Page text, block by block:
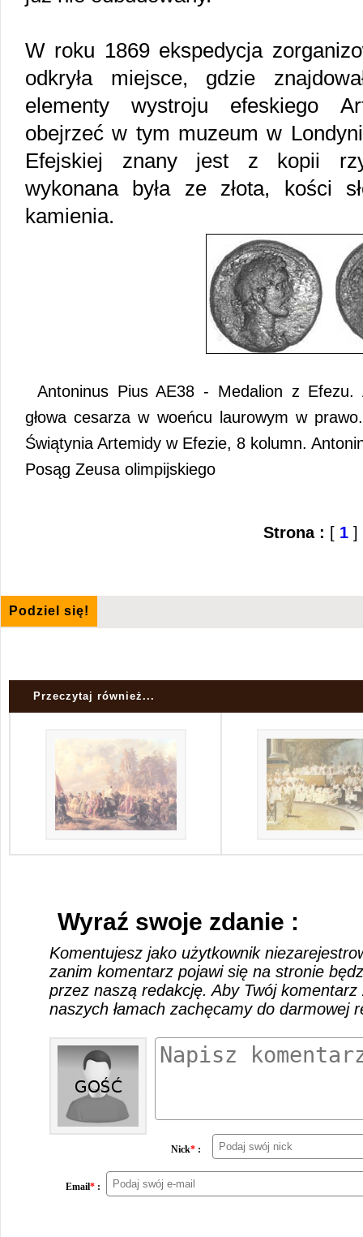
W roku 1869 ekspedycja
odkryła miejsce, gdzie
elementy wystroju efeskiego
obejrzeć w tym muzeum w
Efejskiej znany jest z kopii
wykonana była ze złota, kości
kamienia.
Antoninus Pius AE38 - Medalion z
głowa cesarza w woeńcu laurowym w
Świątynia Artemidy w Efezie, 8 kolumn.
Posąg Zeusa olimpijskiego
Strona : [1 ]
Podziel się!
Przeczytaj również...
Wyraź swoje zdanie :
Komentujesz jako użytkownik
zanim komentarz pojawi się na stronie
przez naszą redakcję. Aby Twój
naszych łamach zachęcamy do darmowej
Nick* :
Email* :